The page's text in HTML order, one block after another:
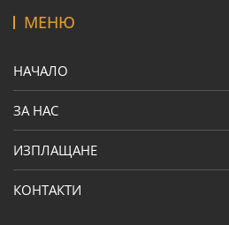
МЕНЮ
НАЧАЛО
ЗА НАС
ИЗПЛАЩАНЕ
КОНТАКТИ